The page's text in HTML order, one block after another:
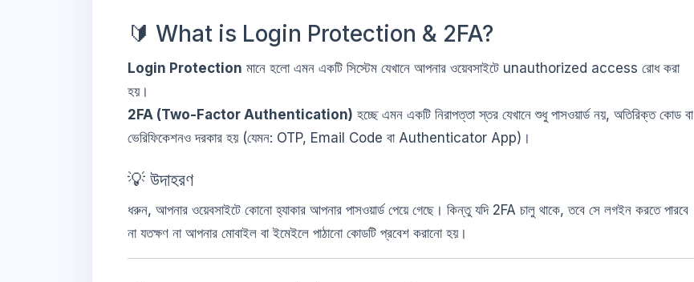
🔰 What is Login Protection & 2FA?
Login Protection মানে হলো এমন একটি সিস্টেম যেখানে আপনার ওয়েবসাইটে unauthorized access রোধ করা
হয়।
2FA (Two-Factor Authentication) হচ্ছে এমন একটি নিরাপত্তা স্তর যেখানে শুধু পাসওয়ার্ড নয়, অতিরিক্ত কোড বা
ভেরিফিকেশনও দরকার হয় (যেমন: OTP, Email Code বা Authenticator App)।
💡 উদাহরণ
ধরুন, আপনার ওয়েবসাইটে কোনো হ্যাকার আপনার পাসওয়ার্ড পেয়ে গেছে। কিন্তু যদি 2FA চালু থাকে, তবে সে লগইন করতে পারবে
না যতক্ষণ না আপনার মোবাইল বা ইমেইলে পাঠানো কোডটি প্রবেশ করানো হয়।